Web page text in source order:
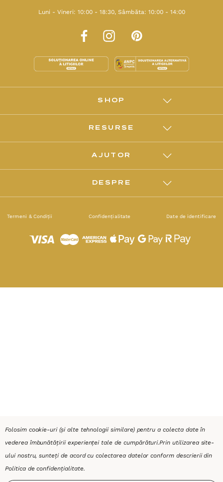
Luni - Vineri: 10:00 - 18:30, Sâmbăta: 10:00 - 14:00
SHOP
RESURSE
AJUTOR
DESPRE
Termeni & Condiții Confidențialitate Date de identificare
Folosim cookie-uri (și alte tehnologii similare) pentru a colecta date în
vederea îmbunătățirii experienței tale de cumpărături.Prin utilizarea site-
ului nostru, sunteți de acord cu colectarea datelor conform descrierii din
Politica de confidențialitate.